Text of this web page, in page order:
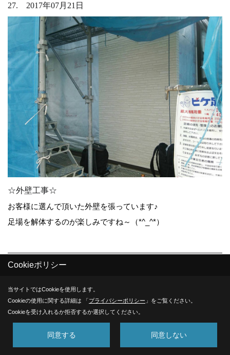
27. 2017年07月21日
☆外壁工事☆
お客様に選んで頂いた外壁を張っています♪
足場を解体するのが楽しみですね～（*^_^*）
28. 2017年08月02日
Cookieポリシー
当サイトではCookieを使用します。
Cookieの使用に関する詳細は 「プライバシーポリシー 」をご覧ください。
Cookieを受け入れるか拒否するか選択してください。
同意する 同意しない